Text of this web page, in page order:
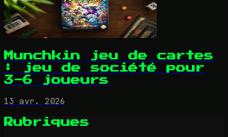
Munchkin jeu de cartes
: jeu de société pour
3-6 joueurs
13 avr. 2026
Rubriques